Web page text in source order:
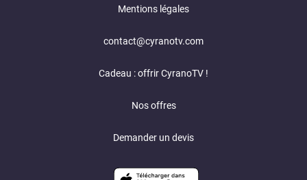
Mentions légales
contact@cyranotv.com
Cadeau : offrir CyranoTV !
Nos offres
Demander un devis